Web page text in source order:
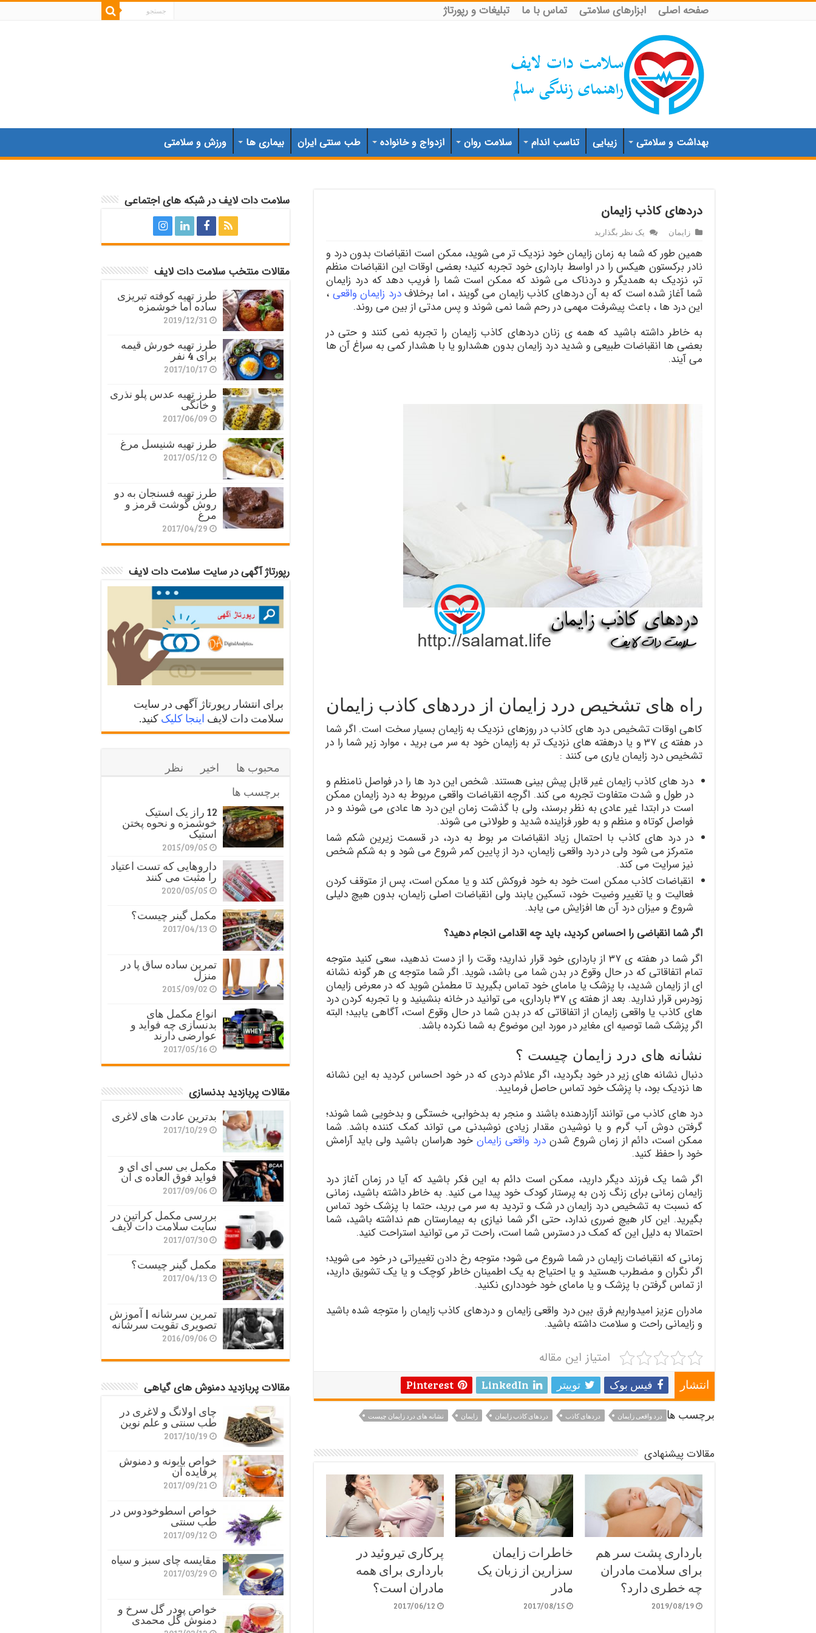
صفحه اصلی ابزارهای سلامتی تماس با ما تبلیغات و رپورتاژ
بهداشت و سلامتی زیبایی تناسب اندام سلامت روان ازدواج و خانواده طب سنتی ایران بیماری ها ورزش و سلامتی
دردهای کاذب زایمان
زایمان یک نظر بگذارید
همین طور که شما به زمان زایمان خود نزدیک تر می شوید، ممکن است انقباضات بدون درد و
نادر برکستون هیکس را در اواسط بارداری خود تجربه کنید؛ بعضی اوقات این انقباضات منظم
تر، نزدیک به همدیگر و دردناک می شوند که ممکن است شما را فریب دهد که درد زایمان
شما آغاز شده است که به آن دردهای کاذب زایمان می گویند ، اما برخلافدرد زایمان واقعی ،
این درد ها ، باعث پیشرفت مهمی در رحم شما نمی شوند و پس مدتی از بین می روند.
به خاطر داشته باشید که همه ی زنان دردهای کاذب زایمان را تجربه نمی کنند و حتی در
بعضی ها انقباضات طبیعی و شدید درد زایمان بدون هشدارو یا با هشدار کمی به سراغ آن ها
می آیند.
راه های تشخیص درد زایمان از دردهای کاذب زایمان
کاهی اوقات تشخیص درد های کاذب در روزهای نزدیک به زایمان بسیار سخت است. اگر شما
در هفته ی ۳۷ و یا درهفته های نزدیک تر به زایمان خود به سر می برید ، موارد زیر شما را در
تشخیص درد زایمان یاری می کنند :
درد های کاذب زایمان غیر قابل پیش بینی هستند. شخص این درد ها را در فواصل نامنظم و
در طول و شدت متفاوت تجربه می کند. اگرچه انقباضات واقعی مربوط به درد زایمان ممکن
است در ابتدا غیر عادی به نظر برسند، ولی با گذشت زمان این درد ها عادی می شوند و در
فواصل کوتاه و منظم و به طور فزاینده شدید و طولانی می شوند.
در درد های کاذب با احتمال زیاد انقباضات مر بوط به درد، در قسمت زیرین شکم شما
متمرکز می شود ولی در درد واقعی زایمان، درد از پایین کمر شروع می شود و به شکم شخص
نیز سرایت می کند.
انقباضات کاذب ممکن است خود به خود فروکش کند و یا ممکن است، پس از متوقف کردن
فعالیت و یا تغییر وضیت خود، تسکین یابند ولی انقباضات اصلی زایمان، بدون هیچ دلیلی
شروع و میزان درد آن ها افزایش می یابد.
اگر شما انقباضی را احساس کردید، باید چه اقدامی انجام دهید؟
اگر شما در هفته ی ۳۷ از بارداری خود قرار ندارید؛ وقت را از دست ندهید، سعی کنید متوجه
تمام اتفاقاتی که در حال وقوع در بدن شما می باشد، شوید. اگر شما متوجه ی هر گونه نشانه
ای از زایمان شدید، با پزشک یا مامای خود تماس بگیرید تا مطمئن شوید که در معرض زایمان
زودرس قرار ندارید. بعد از هفته ی ۳۷ بارداری، می توانید در خانه بنشینید و با تجربه کردن درد
های کاذب یا واقعی زایمان از اتفاقاتی که در بدن شما در حال وقوع است، آگاهی یابید؛ البته
اگر پزشک شما توصیه ای مغایر در مورد این موضوع به شما نکرده باشد.
نشانه های درد زایمان چیست ؟
دنبال نشانه های زیر در خود بگردید، اگر علائم دردی که در خود احساس کردید به این نشانه
ها نزدیک بود، با پزشک خود تماس حاصل فرمایید.
درد های کاذب می توانند آزاردهنده باشند و منجر به بدخوابی، خستگی و بدخویی شما شوند؛
گرفتن دوش آب گرم و یا نوشیدن مقدار زیادی نوشبدنی می تواند کمک کننده باشد. شما
ممکن است، دائم از زمان شروع شدن درد واقعی زایمان خود هراسان باشید ولی باید آرامش
خود را حفظ کنید.
اگر شما یک فرزند دیگر دارید، ممکن است دائم به این فکر باشید که آیا در زمان آغاز درد
زایمان زمانی برای زنگ زدن به پرستار کودک خود پیدا می کنید. به خاطر داشته باشید، زمانی
که نسبت به تشخیص درد زایمان در شک و تردید به سر می برید، حتما با پزشک خود تماس
بگیرید. این کار هیچ ضرری ندارد، حتی اگر شما نیازی به بیمارستان هم نداشته باشید، شما
احتمالا به دلیل این که کمک در دسترس شما است، راحت تر می توانید استراحت کنید.
زمانی که انقباضات زایمان در شما شروع می شود؛ متوجه رخ دادن تغییراتی در خود می شوید؛
اگر نگران و مضطرب هستید و یا احتیاج به یک اطمینان خاطر کوچک و یا یک تشویق دارید،
از تماس گرفتن با پزشک و یا مامای خود خودداری نکنید.
مادران عزیز امیدواریم فرق بین درد واقعی زایمان و دردهای کاذب زایمان را متوجه شده باشید
و زایمانی راحت و سلامت داشته باشید.
امتیاز این مقاله
انتشار فیس بوک توییتر LinkedIn
Pinterest
برچسب ها درد واقعی زایمان دردهای کاذب دردهای کاذب زایمان زایمان نشانه های درد زایمان چیست
مقالات پیشنهادی
بارداری پشت سر هم
برای سلامت مادران
چه خطری دارد؟
2019/08/19
خاطرات زایمان
سزارین از زبان یک
مادر
2017/08/15
پرکاری تیروئید در
بارداری برای همه
مادران است؟
2017/06/12
سلامت دات لایف در شبکه های اجتماعی
مقالات منتخب سلامت دات لایف
طرز تهیه کوفته تبریزی
ساده اما خوشمزه
2019/12/31
طرز تهیه خورش قیمه
برای 4 نفر
2017/10/17
طرز تهیه عدس پلو نذری
و خانگی
2017/06/09
طرز تهیه شنیسل مرغ
2017/05/12
طرز تهیه فسنجان به دو
روش گوشت قرمز و
مرغ
2017/04/29
رپورتاژ آگهی در سایت سلامت دات لایف
برای انتشار رپورتاژ آگهی در سایت
سلامت دات لایف اینجا کلیک کنید.
محبوب ها اخیر
نظر
برچسب ها
12 راز یک استیک
خوشمزه و نحوه پختن
استیک
2015/09/05
داروهایی که تست اعتیاد
را مثبت می کنند
2020/05/05
مکمل گینر چیست؟
2017/04/13
تمرین ساده ساق پا در
منزل
2015/09/02
انواع مکمل های
بدنسازی چه فواید و
عوارضی دارند
2017/05/16
مقالات پربازدید بدنسازی
بدترین عادت های لاغری
2017/10/29
مکمل بی سی ای ای و
فواید فوق العاده ی آن
2017/09/06
بررسی مکمل کراتین در
سایت سلامت دات لایف
2017/07/30
مکمل گینر چیست؟
2017/04/13
تمرین سرشانه | آموزش
تصویری تقویت سرشانه
2016/09/06
مقالات پربازدید دمنوش های گیاهی
چای اولانگ و لاغری در
طب سنتی و علم نوین
2017/10/19
خواص بابونه و دمنوش
پرفایده آن
2017/09/21
خواص اسطوخودوس در
طب سنتی
2017/09/12
مقایسه چای سبز و سیاه
2017/03/29
خواص پودر گل سرخ و
دمنوش گل محمدی